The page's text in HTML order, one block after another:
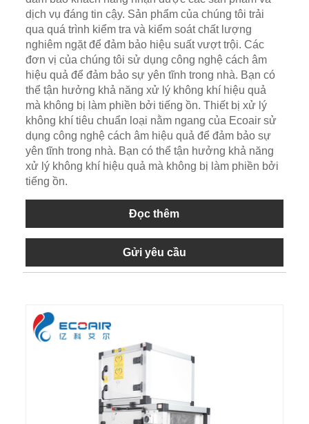
dịch vụ đáng tin cậy. Sản phẩm của chúng tôi trải
qua quá trình kiểm tra và kiểm soát chất lượng
nghiêm ngặt để đảm bảo hiệu suất vượt trội. Các
đơn vị của chúng tôi sử dụng công nghệ cách âm
hiệu quả để đảm bảo sự yên tĩnh trong nhà. Bạn có
thể tận hưởng khả năng xử lý không khí hiệu quả
mà không bị làm phiền bởi tiếng ồn. Thiết bị xử lý
không khí tiêu chuẩn loại nằm ngang của Ecoair sử
dụng công nghệ cách âm hiệu quả để đảm bảo sự
yên tĩnh trong nhà. Bạn có thể tận hưởng khả năng
xử lý không khí hiệu quả mà không bị làm phiền bởi
tiếng ồn.
Đọc thêm
Gửi yêu cầu